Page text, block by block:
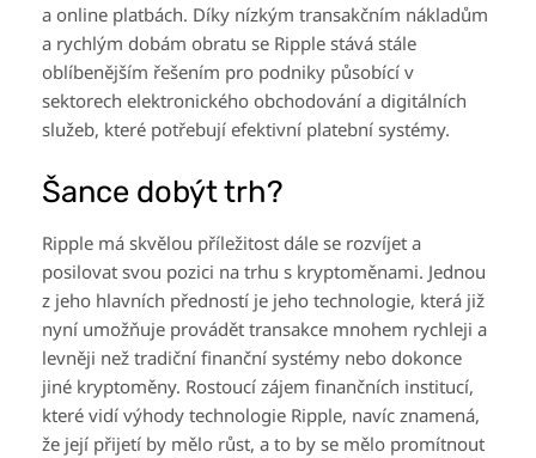
a online platbách. Díky nízkým transakčním nákladům
a rychlým dobám obratu se Ripple stává stále
oblíbenějším řešením pro podniky působící v
sektorech elektronického obchodování a digitálních
služeb, které potřebují efektivní platební systémy.
Šance dobýt trh?
Ripple má skvělou příležitost dále se rozvíjet a
posilovat svou pozici na trhu s kryptoměnami. Jednou
z jeho hlavních předností je jeho technologie, která již
nyní umožňuje provádět transakce mnohem rychleji a
levněji než tradiční finanční systémy nebo dokonce
jiné kryptoměny. Rostoucí zájem finančních institucí,
které vidí výhody technologie Ripple, navíc znamená,
že její přijetí by mělo růst, a to by se mělo promítnout